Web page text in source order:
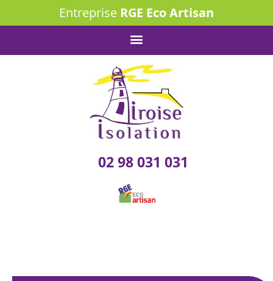
Entreprise RGE Eco Artisan
02 98 031 031